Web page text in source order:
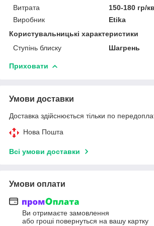
Витрата
150-180 гр/
Виробник
Etika
Користувальницькі характеристики
Ступінь блиску
Шагрень
Приховати
Умови доставки
Доставка здійснюється тільки по
Нова Пошта
Всі умови доставки
Умови оплати
Ви отримаєте замовлення
або гроші повернуться на вашу картку